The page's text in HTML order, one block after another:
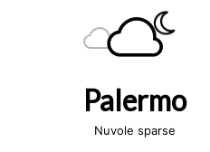
Palermo
Nuvole sparse